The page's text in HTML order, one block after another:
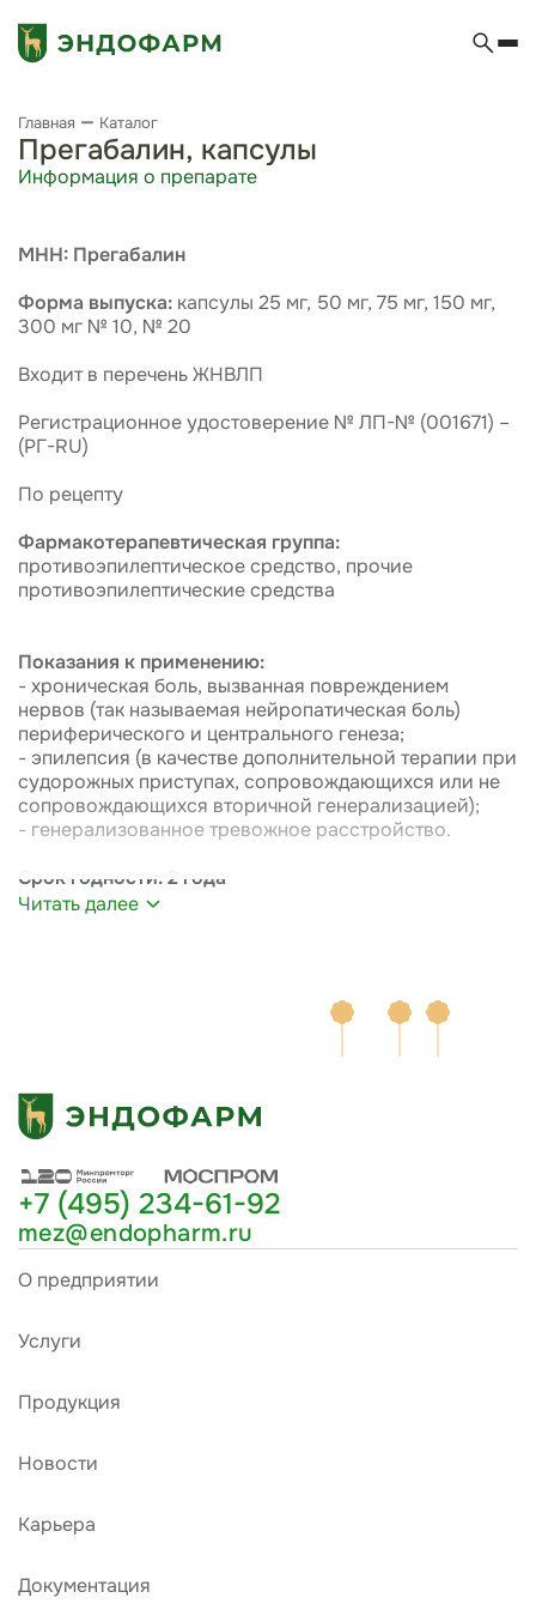
Главная Каталог
Прегабалин, капсулы
Информация о препарате
МНН: Прегабалин
Форма выпуска: капсулы 25 мг, 50 мг, 75 мг, 150 мг,
300 мг № 10, № 20
Входит в перечень ЖНВЛП
Регистрационное удостоверение № ЛП-№ (001671) –
(РГ-RU)
По рецепту
Фармакотерапевтическая группа:
противоэпилептическое средство, прочие
противоэпилептические средства
Показания к применению:
- хроническая боль, вызванная повреждением
нервов (так называемая нейропатическая боль)
периферического и центрального генеза;
- эпилепсия (в качестве дополнительной терапии при
судорожных приступах, сопровождающихся или не
сопровождающихся вторичной генерализацией);
- генерализованное тревожное расстройство.
Срок годности: 2 года
Читать далее
+7 (495) 234-61-92
mez@endopharm.ru
О предприятии
Услуги
Продукция
Новости
Карьера
Документация